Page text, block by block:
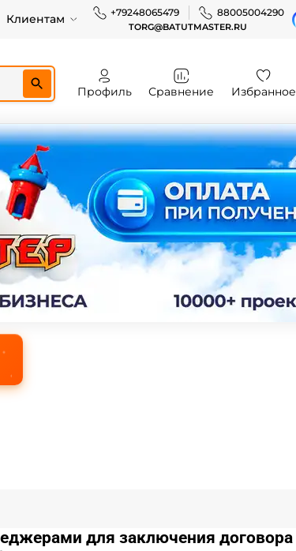
Клиентам +79248065479 88005004290
TORG@BATUTMASTER.RU
Профиль Сравнение Избранное
для заключения договора